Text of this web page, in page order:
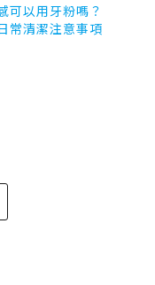
可以用牙粉嗎？
常清潔注意事項